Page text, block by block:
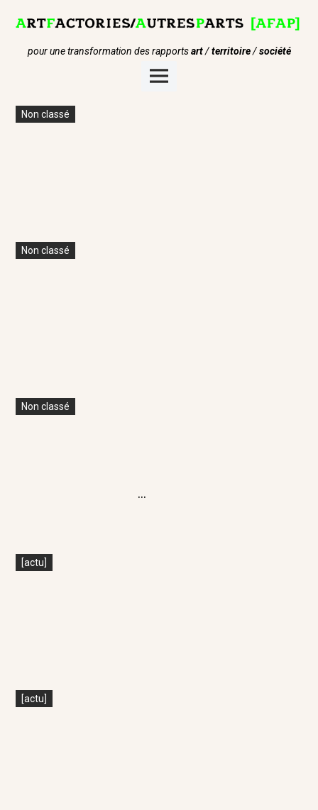
pour une transformation des rapportsart/territoire/société
Main
Menu
Non classé
Non classé
Non classé
...
[actu]
[actu]